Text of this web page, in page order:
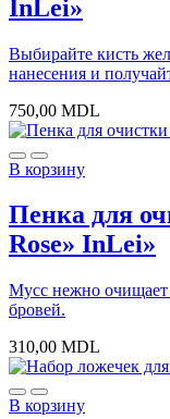
InLei»
Выбирайте кисть
нанесения и
750,00 MDL
В корзину
Пенка для
Rose» InLei»
Мусс нежно очищает
бровей.
310,00 MDL
В корзину